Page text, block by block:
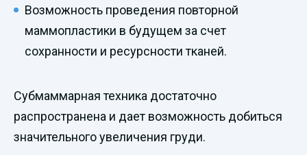
Возможность проведения повторной
маммопластики в будущем за счет
сохранности и ресурсности тканей.
Субмаммарная техника достаточно
распространена и дает возможность добиться
значительного увеличения груди.